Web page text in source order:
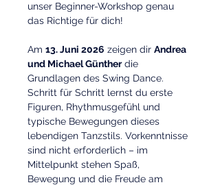
unser Beginner-Workshop genau
das Richtige für dich!
Am 13. Juni 2026 zeigen dir Andrea
und Michael Günther die
Grundlagen des Swing Dance.
Schritt für Schritt lernst du erste
Figuren, Rhythmusgefühl und
typische Bewegungen dieses
lebendigen Tanzstils. Vorkenntnisse
sind nicht erforderlich – im
Mittelpunkt stehen Spaß,
Bewegung und die Freude am